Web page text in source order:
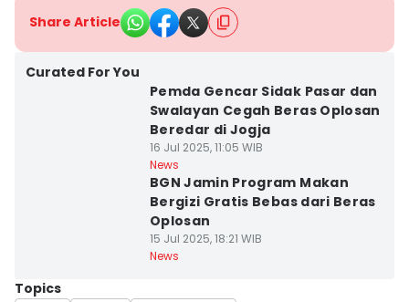
Share Article
Curated For You
Pemda Gencar Sidak Pasar dan
Swalayan Cegah Beras Oplosan
Beredar di Jogja
16 Jul 2025, 11:05 WIB
News
BGN Jamin Program Makan
Bergizi Gratis Bebas dari Beras
Oplosan
15 Jul 2025, 18:21 WIB
News
Topics